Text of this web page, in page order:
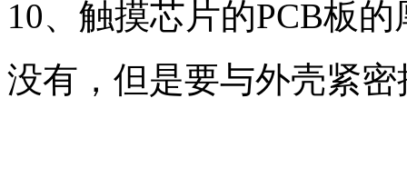
10、触摸芯片的PCB板
没有，但是要与外壳紧密